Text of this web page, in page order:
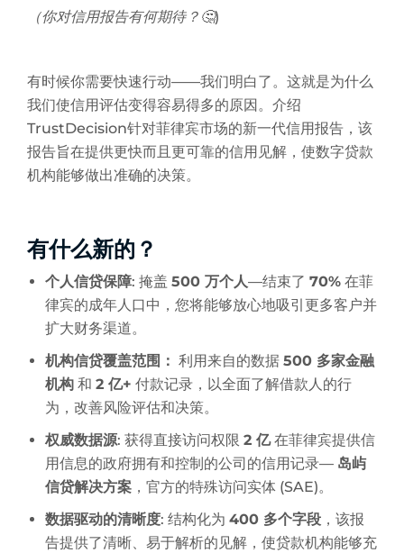
（你对信用报告有何期待？🤔)
有时候你需要快速行动——我们明白了。这就是为什么
我们使信用评估变得容易得多的原因。介绍
TrustDecision针对菲律宾市场的新一代信用报告，该
报告旨在提供更快而且更可靠的信用见解，使数字贷款
机构能够做出准确的决策。
有什么新的？
个人信贷保障: 掩盖 500 万个人—结束了 70% 在菲
律宾的成年人口中，您将能够放心地吸引更多客户并
扩大财务渠道。
机构信贷覆盖范围： 利用来自的数据 500 多家金融
机构 和 2 亿+ 付款记录，以全面了解借款人的行
为，改善风险评估和决策。
权威数据源: 获得直接访问权限 2 亿在菲律宾提供信
用信息的政府拥有和控制的公司的信用记录— 岛屿
信贷解决方案 ，官方的特殊访问实体 (SAE)。
数据驱动的清晰度: 结构化为 400 多个字段 ，该报
告提供了清晰、易于解析的见解，使贷款机构能够充